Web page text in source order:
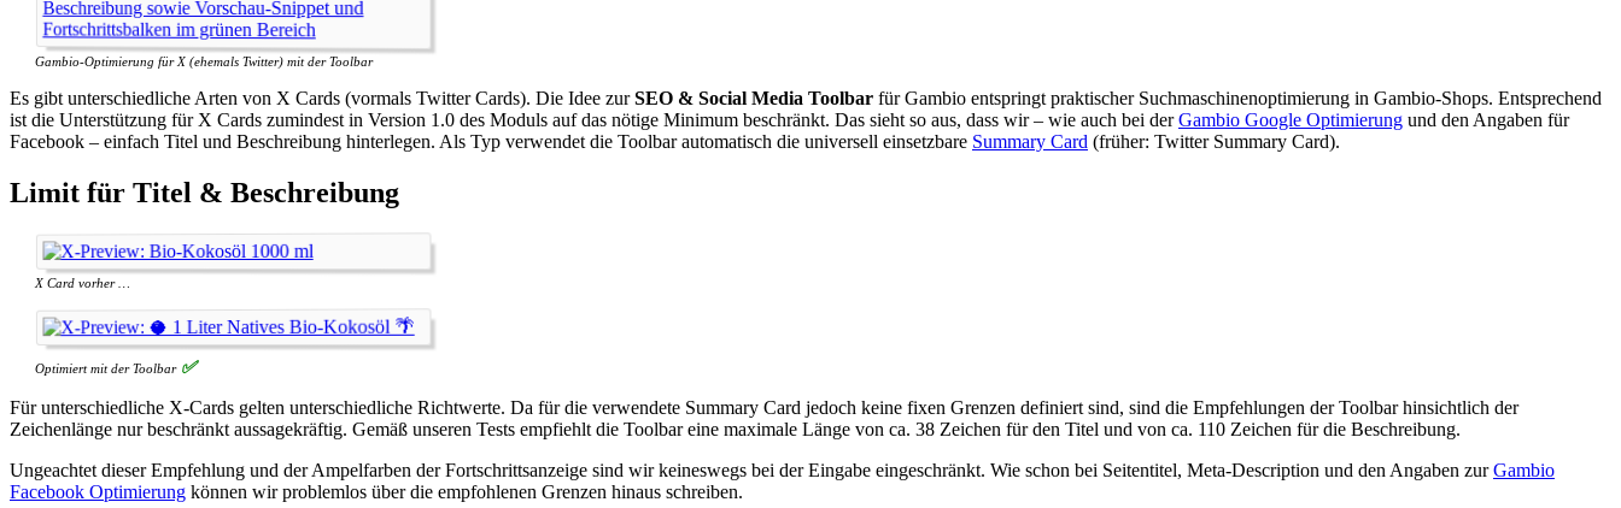
Gambio-Optimierung für X (ehemals Twitter) mit der Toolbar
Es gibt unterschiedliche Arten von X Cards (vormals Twitter Cards). Die Idee zurSEO & Social Media Toolbar für Gambio entspringt praktischer Suchmaschinenoptimierung in Gambio-Shops. Entsprechend
ist die Unterstützung für X Cards zumindest in Version 1.0 des Moduls auf das nötige Minimum beschränkt. Das sieht so aus, dass wir – wie auch bei derGambio Google Optimierung und den Angaben für
Facebook – einfach Titel und Beschreibung hinterlegen. Als Typ verwendet die Toolbar automatisch die universell einsetzbare Summary Card (früher: Twitter Summary Card).
Limit für Titel & Beschreibung
X Card vorher …
Optimiert mit der Toolbar
Für unterschiedliche X-Cards gelten unterschiedliche Richtwerte. Da für die verwendete Summary Card jedoch keine fixen Grenzen definiert sind, sind die Empfehlungen der Toolbar hinsichtlich der
Zeichenlänge nur beschränkt aussagekräftig. Gemäß unseren Tests empfiehlt die Toolbar eine maximale Länge von ca. 38 Zeichen für den Titel und von ca. 110 Zeichen für die Beschreibung.
Ungeachtet dieser Empfehlung und der Ampelfarben der Fortschrittsanzeige sind wir keineswegs bei der Eingabe eingeschränkt. Wie schon bei Seitentitel, Meta-Description und den Angaben zurGambio
Facebook Optimierung können wir problemlos über die empfohlenen Grenzen hinaus schreiben.